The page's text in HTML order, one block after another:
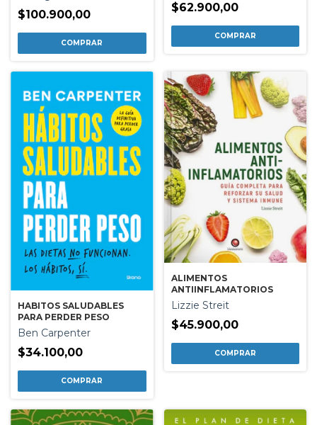
$100.900,00
$62.900,00
HABITOS SALUDABLES
PARA PERDER PESO
Ben Carpenter
$34.100,00
ALIMENTOS
ANTIINFLAMATORIOS
Lizzie Streit
$45.900,00